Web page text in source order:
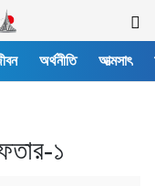
অর্থনীতি আত্মসাৎ
১